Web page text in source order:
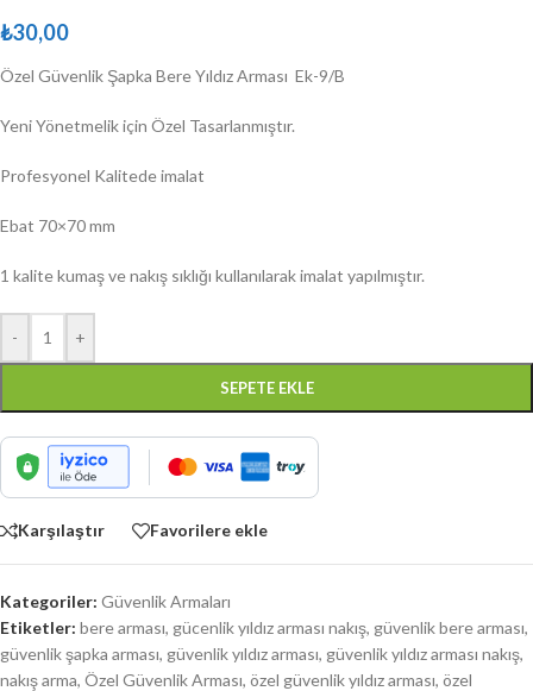
₺30,00
Özel Güvenlik Şapka Bere Yıldız Arması Ek-9/B
Yeni Yönetmelik için Özel Tasarlanmıştır.
Profesyonel Kalitede imalat
Ebat 70×70 mm
1 kalite kumaş ve nakış sıklığı kullanılarak imalat yapılmıştır.
- +
SEPETE EKLE
Karşılaştır Favorilere ekle
Kategoriler: Güvenlik Armaları
Etiketler: bere arması, gücenlik yıldız arması nakış, güvenlik bere arması,
güvenlik şapka arması, güvenlik yıldız arması, güvenlik yıldız arması nakış,
nakış arma, Özel Güvenlik Arması, özel güvenlik yıldız arması, özel